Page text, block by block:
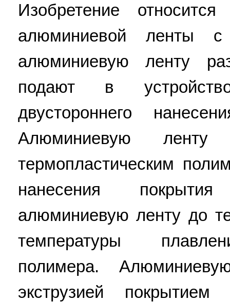
Изобретение
алюминиевой ленты
алюминиевую ленту
подают в
двустороннего
Алюминиевую ленту
термопластическим
нанесения
алюминиевую ленту до
температуры
полимера.
экструзией